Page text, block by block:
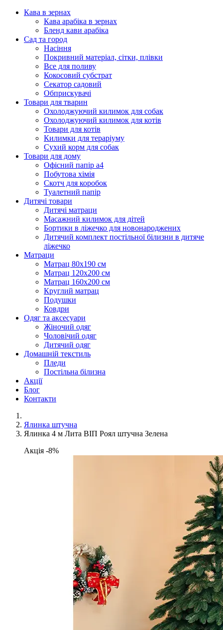
Кава в зернах
Кава арабіка в зернах
Бленд кави арабіка
Сад та город
Насіння
Покривний матеріал, сітки, плівки
Все для поливу
Кокосовий субстрат
Секатор садовий
Обприскувачі
Товари для тварин
Охолоджуючий килимок для собак
Охолоджуючий килимок для котів
Товари для котів
Килимки для тераріуму
Сухий корм для собак
Товари для дому
Офісний папір а4
Побутова хімія
Скотч для коробок
Туалетний папір
Дитячі товари
Дитячі матраци
Масажний килимок для дітей
Бортики в ліжечко для новонароджених
Дитячий комплект постільної білизни в дитяче
ліжечко
Матраци
Матрац 80х190 см
Матрац 120х200 см
Матрац 160х200 см
Круглий матрац
Подушки
Ковдри
Одяг та аксесуари
Жіночий одяг
Чоловічий одяг
Дитячий одяг
Домашній текстиль
Пледи
Постільна білизна
Акції
Блог
Контакти
Ялинка штучна
Ялинка 4 м Лита ВІП Роял штучна Зелена
Акція -8%